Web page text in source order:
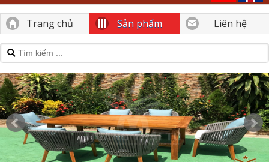
Trang chủ Sản phẩm Liên hệ